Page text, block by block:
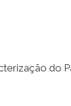
do